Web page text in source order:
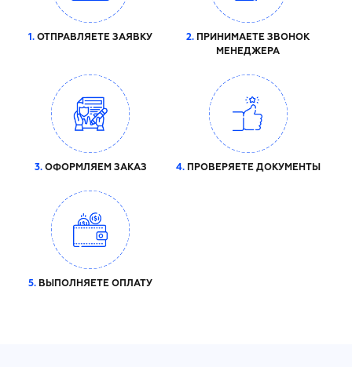
1. ОТПРАВЛЯЕТЕ ЗАЯВКУ 2. ПРИНИМАЕТЕ ЗВОНОК
МЕНЕДЖЕРА
3.ОФОРМЛЯЕМ ЗАКАЗ 4.ПРОВЕРЯЕТЕ ДОКУМЕНТЫ
5. ВЫПОЛНЯЕТЕ ОПЛАТУ